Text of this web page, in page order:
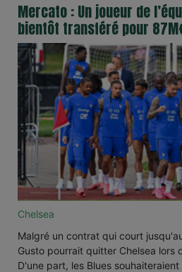
Mercato : Un joueur de
bientôt transféré pour
Chelsea
Malgré un contrat qui court
Gusto pourrait quitter Chelsea lors
D'une part, les Blues